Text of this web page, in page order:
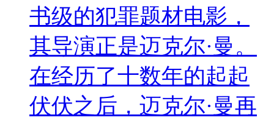
书级的犯罪题材电影，
其导演正是迈克尔·曼。
在经历了十数年的起起
伏伏之后，迈克尔·曼再